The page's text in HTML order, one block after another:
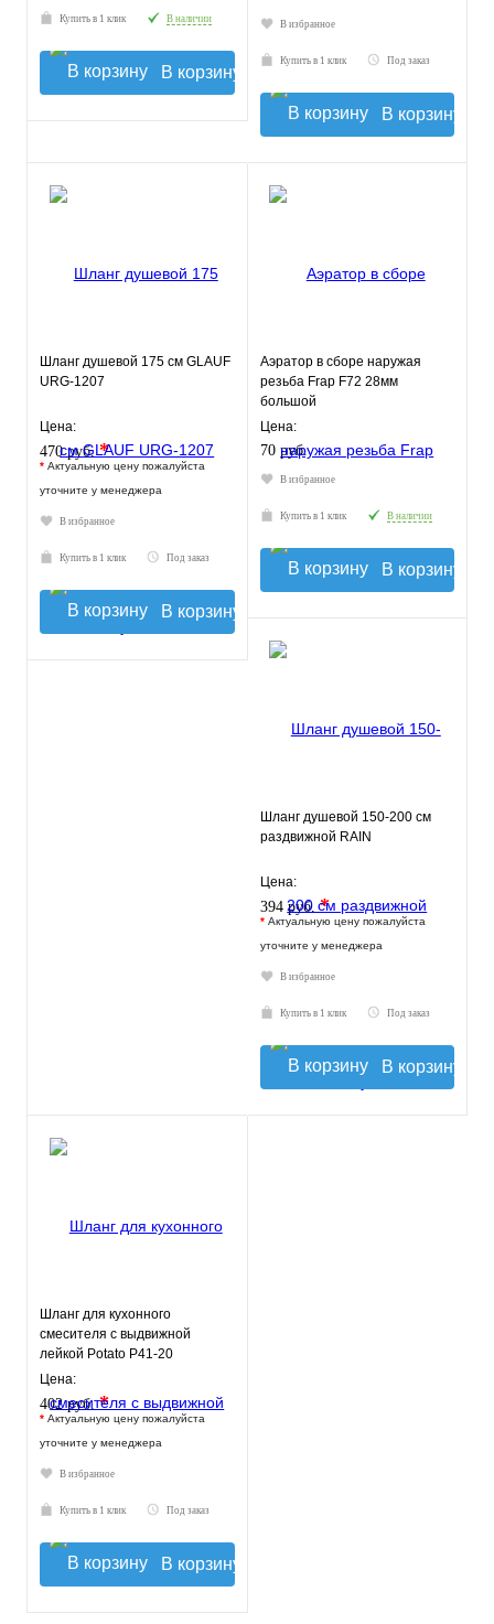
Купить в 1 клик В наличии
В корзину
В избранное
Купить в 1 клик Под заказ
В корзину
Шланг душевой 175 см GLAUF
URG-1207
Цена:
470 руб.*
* Актуальную цену пожалуйста
уточните у менеджера
В избранное
Купить в 1 клик Под заказ
В корзину
Аэратор в сборе наружая
резьба Frap F72 28мм
большой
Цена:
70 руб.
В избранное
Купить в 1 клик В наличии
В корзину
Шланг душевой 150-200 см
раздвижной RAIN
Цена:
394 руб.*
* Актуальную цену пожалуйста
уточните у менеджера
В избранное
Купить в 1 клик Под заказ
В корзину
Шланг для кухонного
смесителя с выдвижной
лейкой Potato P41-20
Цена:
402 руб.*
* Актуальную цену пожалуйста
уточните у менеджера
В избранное
Купить в 1 клик Под заказ
В корзину